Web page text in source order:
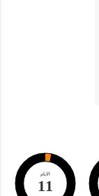
الايام
11